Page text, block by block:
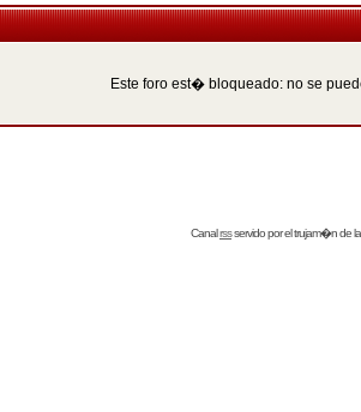
Este foro est� bloqueado: no se
Canalrssservido por eltrujam�nde